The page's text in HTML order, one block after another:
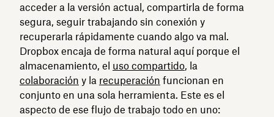
acceder a la versión actual, compartirla de forma
segura, seguir trabajando sin conexión y
recuperarla rápidamente cuando algo va mal.
Dropbox encaja de forma natural aquí porque el
almacenamiento, el uso compartido, la
colaboración y la recuperación funcionan en
conjunto en una sola herramienta. Este es el
aspecto de ese flujo de trabajo todo en uno: